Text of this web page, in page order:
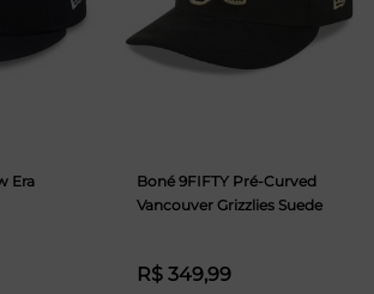
Era
Boné 9FIFTY Pré-Curved
Vancouver Grizzlies Suede
R$ 349,99